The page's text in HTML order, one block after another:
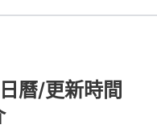
曆/更新時間